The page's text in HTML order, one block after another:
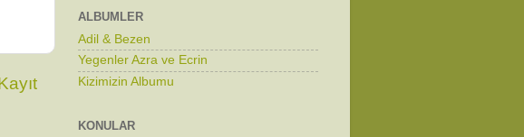
ALBUMLER
Adil & Bezen
Yegenler Azra ve Ecrin
Kizimizin Albumu
KONULAR